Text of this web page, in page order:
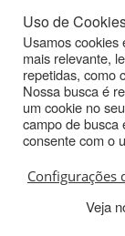
Prestação de
PPPI
Boletins de
Atividades
Rodovia SC 135,
590 -
Uso de
Usamos cookies
mais relevante,
repetidas, como
Nossa busca é
um cookie no
campo de busca
consente com o
Configurações
Veja